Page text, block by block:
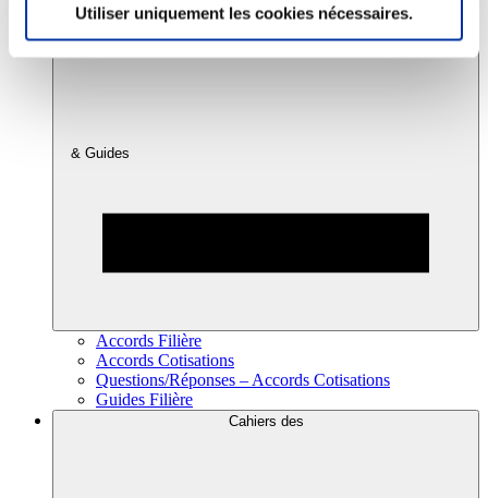
Utiliser uniquement les cookies nécessaires.
& Guides
Accords Filière
Accords Cotisations
Questions/Réponses – Accords Cotisations
Guides Filière
Cahiers des